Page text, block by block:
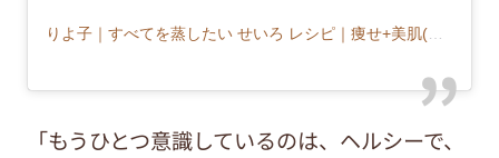
りよ子｜すべてを蒸したい せいろ レシピ｜痩せ+美肌(@musu_riyoco)がシェアした投稿
「もうひとつ意識しているのは、ヘルシーで、